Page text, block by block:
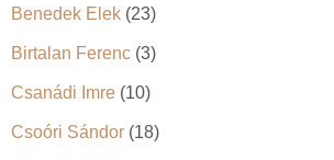
Benedek Elek (23)
Birtalan Ferenc (3)
Csanádi Imre (10)
Csoóri Sándor (18)